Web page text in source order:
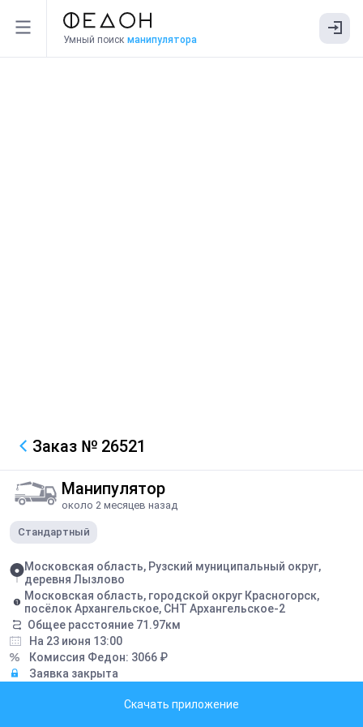
Умный поиск манипулятора
Заказ № 26521
Манипулятор
около 2 месяцев назад
Стандартный
Московская область, Рузский муниципальный округ,
деревня Лызлово
Московская область, городской округ Красногорск,
посёлок Архангельское, СНТ Архангельское-2
Общее расстояние 71.97км
На 23 июня 13:00
Комиссия Федон: 3066 ₽
Заявка закрыта
Скачать приложение